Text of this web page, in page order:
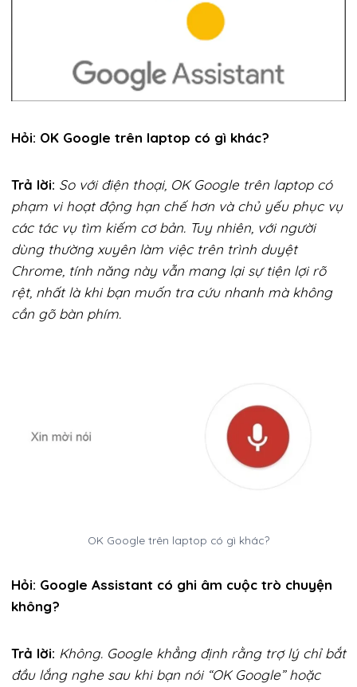
Hỏi: OK Google trên laptop có gì khác?
Trả lời: So với điện thoại, OK Google trên laptop có
phạm vi hoạt động hạn chế hơn và chủ yếu phục vụ
các tác vụ tìm kiếm cơ bản. Tuy nhiên, với người
dùng thường xuyên làm việc trên trình duyệt
Chrome, tính năng này vẫn mang lại sự tiện lợi rõ
rệt, nhất là khi bạn muốn tra cứu nhanh mà không
cần gõ bàn phím.
OK Google trên laptop có gì khác?
Hỏi: Google Assistant có ghi âm cuộc trò chuyện
không?
Trả lời: Không. Google khẳng định rằng trợ lý chỉ bắt
đầu lắng nghe sau khi bạn nói “OK Google” hoặc